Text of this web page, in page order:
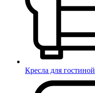
Кресла для гостиной